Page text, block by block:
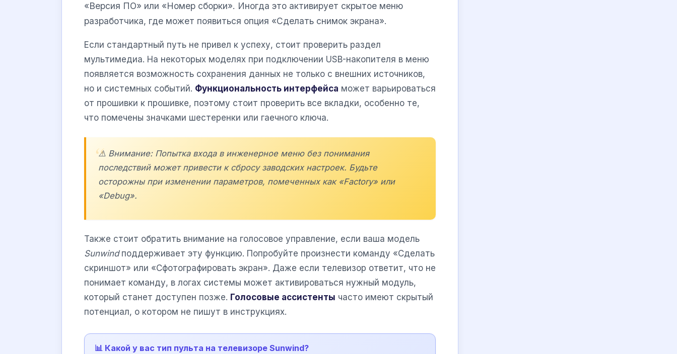
«Версия ПО» или «Номер сборки». Иногда это активирует скрытое меню
разработчика, где может появиться опция «Сделать снимок экрана».
Если стандартный путь не привел к успеху, стоит проверить раздел
мультимедиа. На некоторых моделях при подключении USB-накопителя в меню
появляется возможность сохранения данных не только с внешних источников,
но и системных событий. Функциональность интерфейса может варьироваться
от прошивки к прошивке, поэтому стоит проверить все вкладки, особенно те,
что помечены значками шестеренки или гаечного ключа.
⚠️ Внимание: Попытка входа в инженерное меню без понимания
последствий может привести к сбросу заводских настроек. Будьте
осторожны при изменении параметров, помеченных как «Factory» или
«Debug».
Также стоит обратить внимание на голосовое управление, если ваша модель
Sunwindподдерживает эту функцию. Попробуйте произнести команду «Сделать
скриншот» или «Сфотографировать экран». Даже если телевизор ответит, что не
понимает команду, в логах системы может активироваться нужный модуль,
который станет доступен позже. Голосовые ассистенты часто имеют скрытый
потенциал, о котором не пишут в инструкциях.
📊 Какой у вас тип пульта на телевизоре Sunwind?